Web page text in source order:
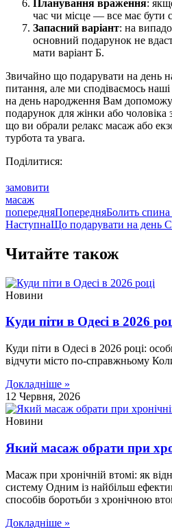
Планування враження:
час чи місце — все має бути
Запасний варіант: на
основний подарунок не
мати варіант Б.
Звичайно що подарувати на день
питання, але ми сподіваємось наші
на день народження Вам
подарунок для жінки або
що ви обрали релакс масаж або
турбота та увага.
Поділитися:
замовити
масаж
попередняПопередняБолить спина
НаступнаЩо подарувати на день
Читайте також
Новини
Куди піти в Одесі в 2026
Куди піти в Одесі в 2026 році:
відчути місто по-справжньому
Докладніше »
12 Червня, 2026
Новини
Який масаж обрати при
Масаж при хронічній втомі: як
систему Одним із найбільш
способів боротьби з хронічною
Докладніше »